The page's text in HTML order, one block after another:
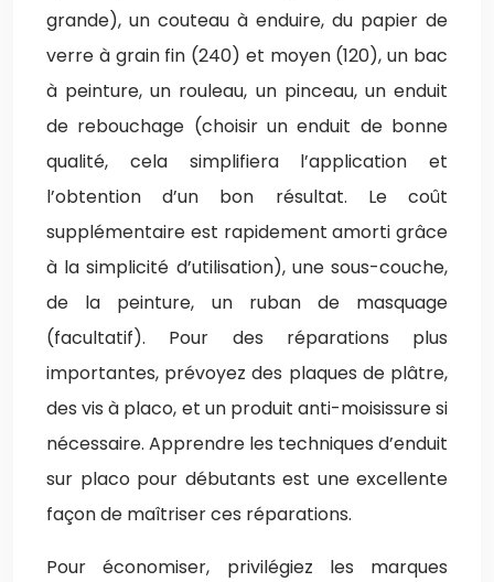
grande), un couteau à enduire, du papier de
verre à grain fin (240) et moyen (120), un bac
à peinture, un rouleau, un pinceau, un enduit
de rebouchage (choisir un enduit de bonne
qualité, cela simplifiera l’application et
l’obtention d’un bon résultat. Le coût
supplémentaire est rapidement amorti grâce
à la simplicité d’utilisation), une sous-couche,
de la peinture, un ruban de masquage
(facultatif). Pour des réparations plus
importantes, prévoyez des plaques de plâtre,
des vis à placo, et un produit anti-moisissure si
nécessaire. Apprendre les techniques d’enduit
sur placo pour débutants est une excellente
façon de maîtriser ces réparations.
Pour économiser, privilégiez les marques